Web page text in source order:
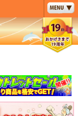
ペー
ジト
ップ
へ